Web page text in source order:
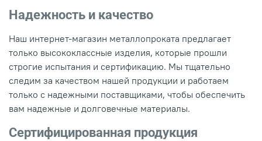
Надежность и качество
Наш интернет-магазин металлопроката предлагает
только высококлассные изделия, которые прошли
строгие испытания и сертификацию. Мы тщательно
следим за качеством нашей продукции и работаем
только с надежными поставщиками, чтобы обеспечить
вам надежные и долговечные материалы.
Сертифицированная продукция